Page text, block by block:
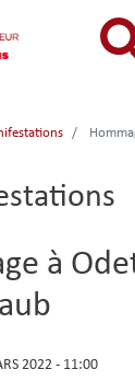
au
pour la première
PRATIQUES
à
2022 - 11:00